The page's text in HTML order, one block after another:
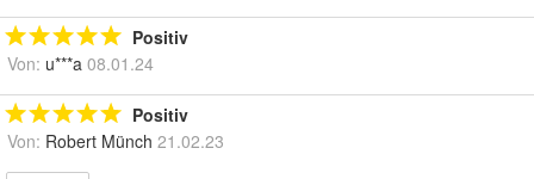
Positiv
Von: u***a 08.01.24
Positiv
Von: Robert Münch 21.02.23